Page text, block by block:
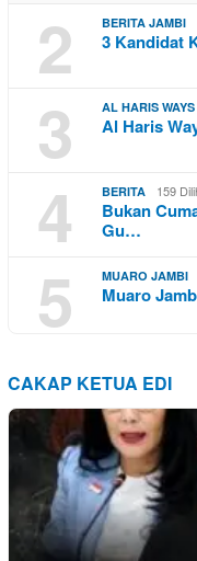
2 BERITA JAMBI
3 Kandidat
3 AL HARIS WAYS
Al Haris
4 BERITA 159
Bukan
Gu…
5 MUARO JAMBI
Muaro
CAKAP KETUA EDI